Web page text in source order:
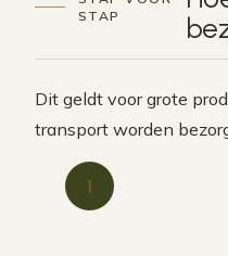
STAP
Dit geldt voor grote
transport worden
1